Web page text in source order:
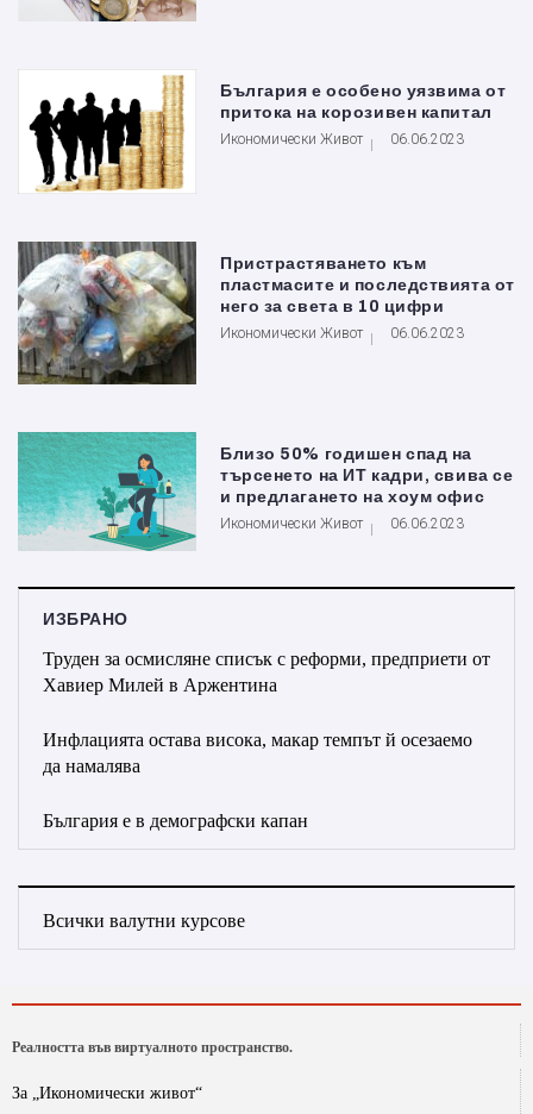
България е особено уязвима от
притока на корозивен капитал
Икономически Живот 06.06.2023
Пристрастяването към
пластмасите и последствията от
него за света в 10 цифри
Икономически Живот 06.06.2023
Близо 50% годишен спад на
търсенето на ИТ кадри, свива се
и предлагането на хоум офис
Икономически Живот 06.06.2023
ИЗБРАНО
Труден за осмисляне списък с реформи, предприети от
Хавиер Милей в Аржентина
Инфлацията остава висока, макар темпът й осезаемо
да намалява
България е в демографски капан
Всички валутни курсове
Реалността във виртуалното пространство.
За „Икономически живот“